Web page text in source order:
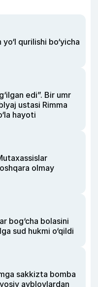
qurilishi bo‘yicha
edi”. Bir umr
ustasi Rimma
hayoti
olmay
bog‘cha bolasini
sud hukmi o‘qildi
sakkizta bomba
ayblovlardan